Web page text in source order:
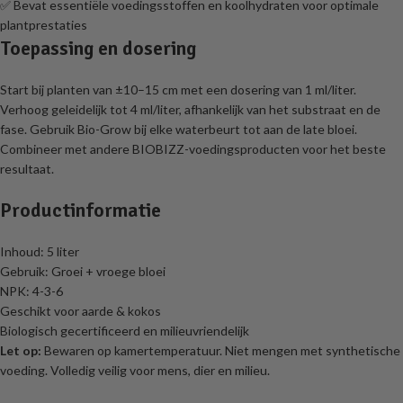
✅ Bevat essentiële voedingsstoffen en koolhydraten voor optimale
plantprestaties
Toepassing en dosering
Start bij planten van ±10–15 cm met een dosering van 1 ml/liter.
Verhoog geleidelijk tot 4 ml/liter, afhankelijk van het substraat en de
fase. Gebruik Bio-Grow bij elke waterbeurt tot aan de late bloei.
Combineer met andere BIOBIZZ-voedingsproducten voor het beste
resultaat.
Productinformatie
Inhoud: 5 liter
Gebruik: Groei + vroege bloei
NPK: 4-3-6
Geschikt voor aarde & kokos
Biologisch gecertificeerd en milieuvriendelijk
Let op: Bewaren op kamertemperatuur. Niet mengen met synthetische
voeding. Volledig veilig voor mens, dier en milieu.